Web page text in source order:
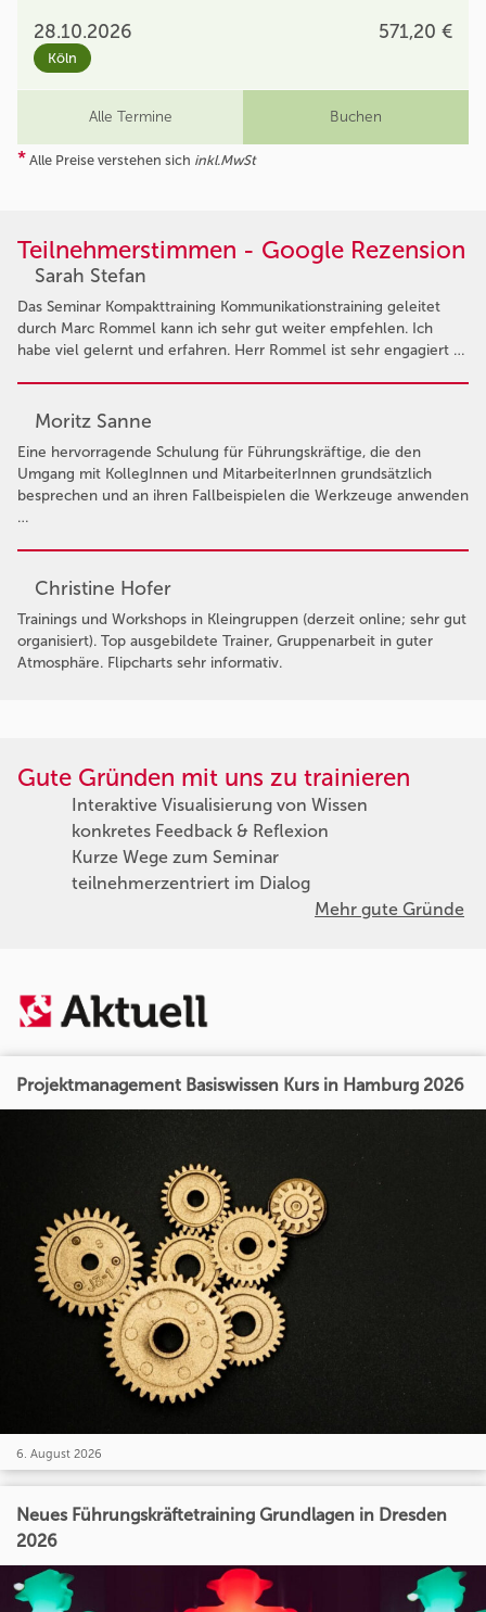
28.10.2026 571,20 €
Köln
Alle Termine Buchen
* Alle Preise verstehen sich inkl.MwSt
Teilnehmerstimmen - Google Rezension
Sarah Stefan
Das Seminar Kompakttraining Kommunikationstraining geleitet
durch Marc Rommel kann ich sehr gut weiter empfehlen. Ich
habe viel gelernt und erfahren. Herr Rommel ist sehr engagiert …
Moritz Sanne
Eine hervorragende Schulung für Führungskräftige, die den
Umgang mit KollegInnen und MitarbeiterInnen grundsätzlich
besprechen und an ihren Fallbeispielen die Werkzeuge anwenden
…
Christine Hofer
Trainings und Workshops in Kleingruppen (derzeit online; sehr gut
organisiert). Top ausgebildete Trainer, Gruppenarbeit in guter
Atmosphäre. Flipcharts sehr informativ.
Gute Gründen mit uns zu trainieren
Interaktive Visualisierung von Wissen
konkretes Feedback & Reflexion
Kurze Wege zum Seminar
teilnehmerzentriert im Dialog
Mehr gute Gründe
Projektmanagement Basiswissen Kurs in Hamburg 2026
6. August 2026
Neues Führungskräftetraining Grundlagen in Dresden
2026